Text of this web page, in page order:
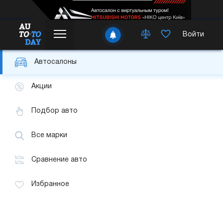
Войти
Автосалоны
Акции
Подбор авто
Все марки
Сравнение авто
Избранное